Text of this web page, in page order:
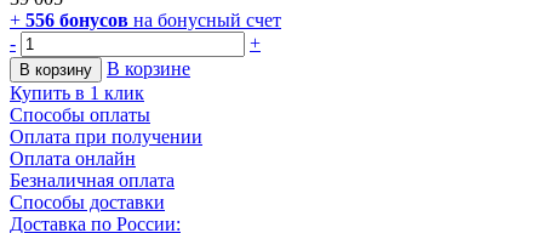
+ 556 бонусов на бонусный счет
-
+
В корзину
В корзине
Купить в 1 клик
Способы оплаты
Оплата при получении
Оплата онлайн
Безналичная оплата
Способы доставки
Доставка по России: